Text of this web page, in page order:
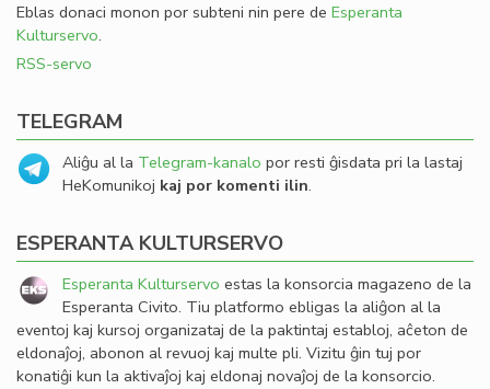
Eblas donaci monon por subteni nin pere de Esperanta
Kulturservo.
RSS-servo
TELEGRAM
Aliĝu al la Telegram-kanalo por resti ĝisdata pri la lastaj
HeKomunikoj kaj por komenti ilin.
ESPERANTA KULTURSERVO
Esperanta Kulturservo estas la konsorcia magazeno de la
Esperanta Civito. Tiu platformo ebligas la aliĝon al la
eventoj kaj kursoj organizataj de la paktintaj establoj, aĉeton de
eldonaĵoj, abonon al revuoj kaj multe pli. Vizitu ĝin tuj por
konatiĝi kun la aktivaĵoj kaj eldonaj novaĵoj de la konsorcio.